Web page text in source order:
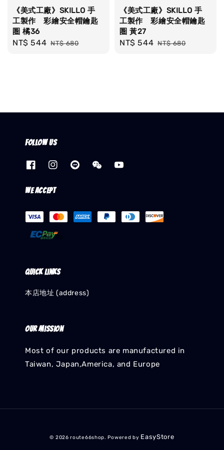
《美式工廠》SKILLO 手
工製作 彩繪安全帽鑰匙
圏 橘36
Sale
NT$ 544 Regular
NT$ 680
《美式工廠》SKILLO 手
工製作 彩繪安全帽鑰匙
圏 黃27
Sale
NT$ 544 Regular
NT$ 680
Follow us
We accept
Quick links
本店地址 (address)
Our mission
Most of our products are manufactured in
Taiwan, Japan,America, and Europe
© 2026 route66shop. Powered by EasyStore